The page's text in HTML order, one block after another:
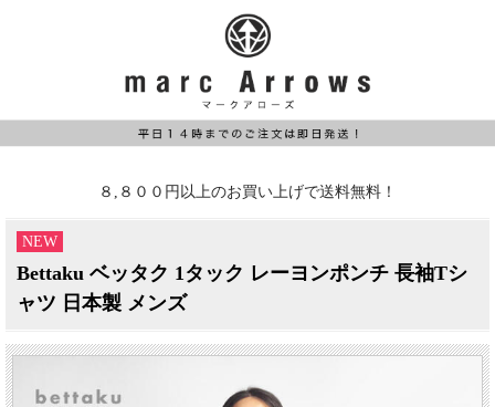
８,８００円以上のお買い上げで送料無料！
NEW
Bettaku ベッタク 1タック レーヨンポンチ 長袖Tシ
ャツ 日本製 メンズ